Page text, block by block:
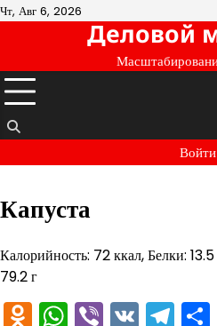
Перейти
Чт, Авг 6, 2026
Деловой
Войти
Капуста
Калорийность: 72 ккал, Белки:
79.2 г
Odnoklassniki
WhatsApp
Viber
VK